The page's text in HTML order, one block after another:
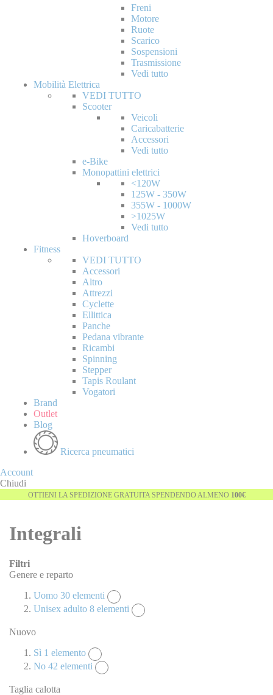
Freni
Motore
Ruote
Scarico
Sospensioni
Trasmissione
Vedi tutto
Mobilità Elettrica
VEDI TUTTO
Scooter
Veicoli
Caricabatterie
Accessori
Vedi tutto
e-Bike
Monopattini elettrici
<120W
125W - 350W
355W - 1000W
>1025W
Vedi tutto
Hoverboard
Fitness
VEDI TUTTO
Accessori
Altro
Attrezzi
Cyclette
Ellittica
Panche
Pedana vibrante
Ricambi
Spinning
Stepper
Tapis Roulant
Vogatori
Brand
Outlet
Blog
Ricerca pneumatici
Account
Chiudi
OTTIENI LA SPEDIZIONE GRATUITA SPENDENDO ALMENO 100€
Integrali
Filtri
Genere e reparto
Uomo 30 elementi
Unisex adulto 8 elementi
Nuovo
Sì 1 elemento
No 42 elementi
Taglia calotta